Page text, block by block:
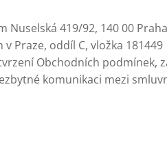
Nuselská 419/92, 140 00
Praze, oddíl C, vložka 181449
Obchodních podmínek,
komunikaci mezi